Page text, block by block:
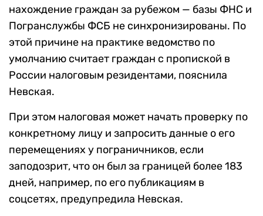
нахождение граждан за рубежом — базы ФНС и
Погранслужбы ФСБ не синхронизированы. По
этой причине на практике ведомство по
умолчанию считает граждан с пропиской в
России налоговым резидентами, пояснила
Невская.
При этом налоговая может начать проверку по
конкретному лицу и запросить данные о его
перемещениях у пограничников, если
заподозрит, что он был за границей более 183
дней, например, по его публикациям в
соцсетях, предупредила Невская.